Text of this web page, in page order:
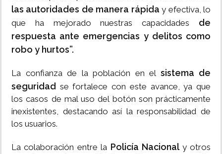
las autoridades de manera rápida y efectiva, lo
que ha mejorado nuestras capacidades de
respuesta ante emergencias y delitos como
robo y hurtos”.
La confianza de la población en el sistema de
seguridad se fortalece con este avance, ya que
los casos de mal uso del botón son prácticamente
inexistentes, destacando así la responsabilidad de
los usuarios.
La colaboración entre la Policía Nacional y otros